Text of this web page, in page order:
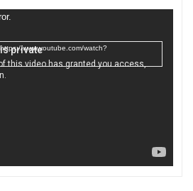
www.youtube.com/watch?